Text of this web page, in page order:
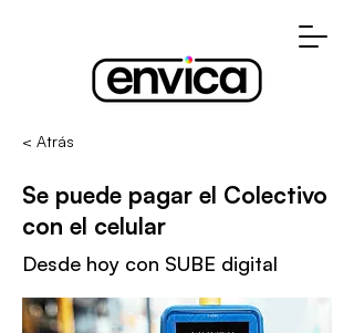
< Atrás
Se puede pagar el Colectivo
con el celular
Desde hoy con SUBE digital